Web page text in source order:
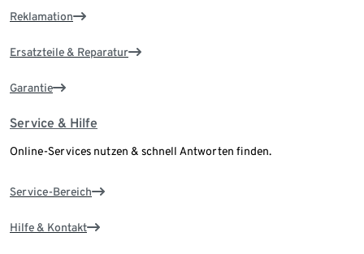
Reklamation
Ersatzteile & Reparatur
Garantie
Service & Hilfe
Online-Services nutzen & schnell Antworten finden.
Service-Bereich
Hilfe & Kontakt